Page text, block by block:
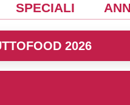
SPECIALI
2026